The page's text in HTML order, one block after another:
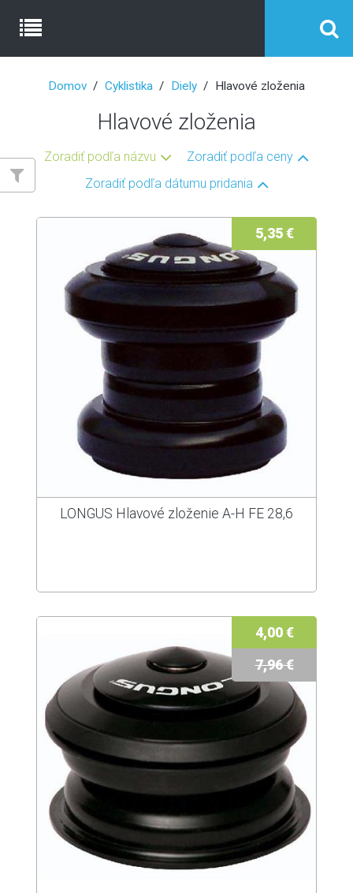
Domov Cyklistika Diely Hlavové zloženia
Hlavové zloženia
Zoradiť podľa názvu
Zoradiť podľa ceny
Zoradiť podľa dátumu pridania
5,35 €
LONGUS Hlavové zloženie A-H FE 28,6
4,00 €
7,96 €